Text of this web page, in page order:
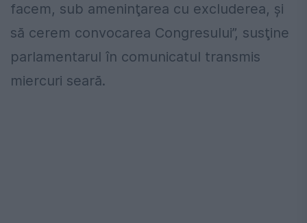
facem, sub ameninţarea cu excluderea, şi
să cerem convocarea Congresului”, susţine
parlamentarul în comunicatul transmis
miercuri seară.